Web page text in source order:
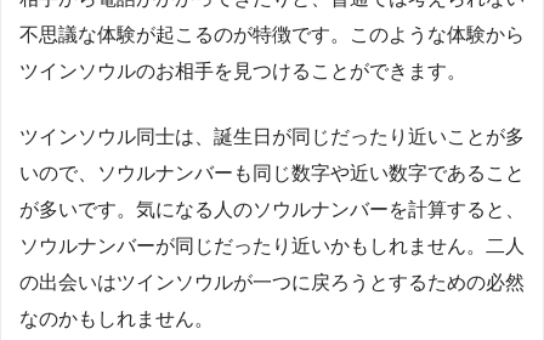
不思議な体験が起こるのが特徴です。このような体験から
ツインソウルのお相手を見つけることができます。
ツインソウル同士は、誕生日が同じだったり近いことが多
いので、ソウルナンバーも同じ数字や近い数字であること
が多いです。気になる人のソウルナンバーを計算すると、
ソウルナンバーが同じだったり近いかもしれません。二人
の出会いはツインソウルが一つに戻ろうとするための必然
なのかもしれません。